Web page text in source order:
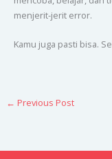
menjerit-jerit error.
Kamu juga pasti bisa.
← Previous Post